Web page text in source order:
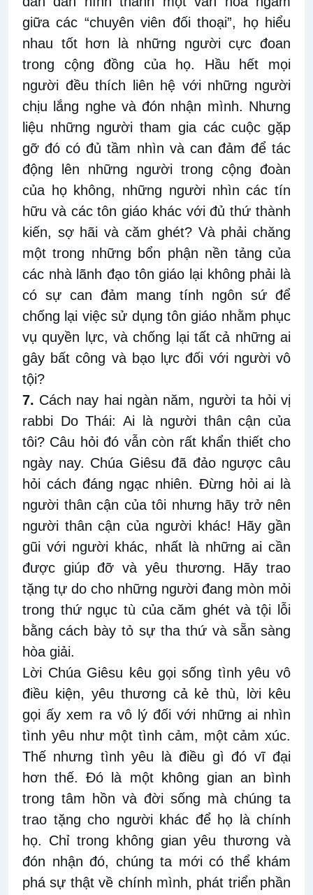
giữa các “chuyên viên đối thoại”, họ hiểu
nhau tốt hơn là những người cực đoan
trong cộng đồng của họ. Hầu hết mọi
người đều thích liên hệ với những người
chịu lắng nghe và đón nhận mình. Nhưng
liệu những người tham gia các cuộc gặp
gỡ đó có đủ tầm nhìn và can đảm để tác
động lên những người trong cộng đoàn
của họ không, những người nhìn các tín
hữu và các tôn giáo khác với đủ thứ thành
kiến, sợ hãi và căm ghét? Và phải chăng
một trong những bổn phận nền tảng của
các nhà lãnh đạo tôn giáo lại không phải là
có sự can đảm mang tính ngôn sứ để
chống lại việc sử dụng tôn giáo nhằm phục
vụ quyền lực, và chống lại tất cả những ai
gây bất công và bạo lực đối với người vô
tội?
7. Cách nay hai ngàn năm, người ta hỏi vị
rabbi Do Thái: Ai là người thân cận của
tôi? Câu hỏi đó vẫn còn rất khẩn thiết cho
ngày nay. Chúa Giêsu đã đảo ngược câu
hỏi cách đáng ngạc nhiên. Đừng hỏi ai là
người thân cận của tôi nhưng hãy trở nên
người thân cận của người khác! Hãy gần
gũi với người khác, nhất là những ai cần
được giúp đỡ và yêu thương. Hãy trao
tặng tự do cho những người đang mòn mỏi
trong thứ ngục tù của căm ghét và tội lỗi
bằng cách bày tỏ sự tha thứ và sẵn sàng
hòa giải.
Lời Chúa Giêsu kêu gọi sống tình yêu vô
điều kiện, yêu thương cả kẻ thù, lời kêu
gọi ấy xem ra vô lý đối với những ai nhìn
tình yêu như một tình cảm, một cảm xúc.
Thế nhưng tình yêu là điều gì đó vĩ đại
hơn thế. Đó là một không gian an bình
trong tâm hồn và đời sống mà chúng ta
trao tặng cho người khác để họ là chính
họ. Chỉ trong không gian yêu thương và
đón nhận đó, chúng ta mới có thể khám
phá sự thật về chính mình, phát triển phần